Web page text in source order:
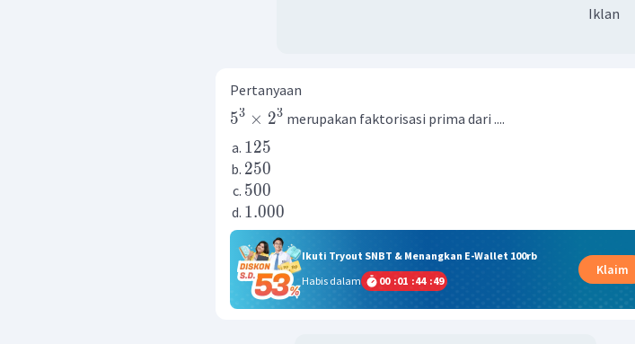
Iklan
Pertanyaan
53 × 23 merupakan faktorisasi prima dari ....
125
250
500
1.000
Ikuti Tryout SNBT & Menangkan E-Wallet 100rb
Habis dalam
00 :01 :44 :49
Klaim